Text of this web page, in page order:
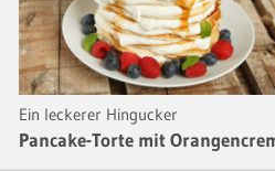
Ein leckerer Hingucker
Pancake-Torte mit